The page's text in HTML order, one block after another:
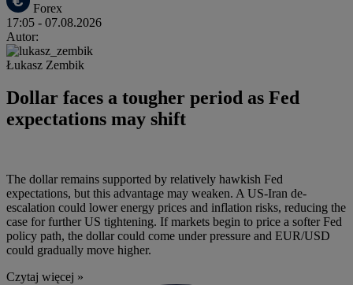
Forex
17:05 - 07.08.2026
Autor:
Łukasz Zembik
Dollar faces a tougher period as Fed
expectations may shift
The dollar remains supported by relatively hawkish Fed
expectations, but this advantage may weaken. A US-Iran de-
escalation could lower energy prices and inflation risks, reducing the
case for further US tightening. If markets begin to price a softer Fed
policy path, the dollar could come under pressure and EUR/USD
could gradually move higher.
Czytaj więcej »